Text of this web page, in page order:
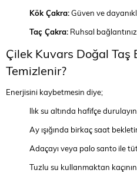
Kök Çakra:Güven ve
Taç Çakra: Ruhsal
Çilek Kuvars Doğal Taş
Temizlenir?
Enerjisini kaybetmesin diye;
Ilık su altında hafifçe
Ay ışığında birkaç saat
Adaçayı veya palo santo ile
Tuzlu su kullanmaktan